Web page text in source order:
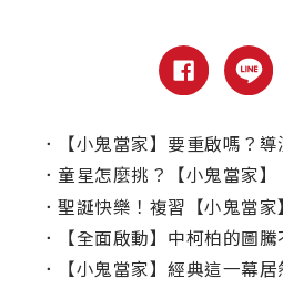
．
【小鬼當家】要重啟嗎？導演克里斯哥
． 童星怎麼挑？【小鬼當家】、【哈利波
． 聖誕快樂！複習【小鬼當家】
．
【全面啟動】中柯柏的圖騰不是陀螺而
．
【小鬼當家】經典這一幕